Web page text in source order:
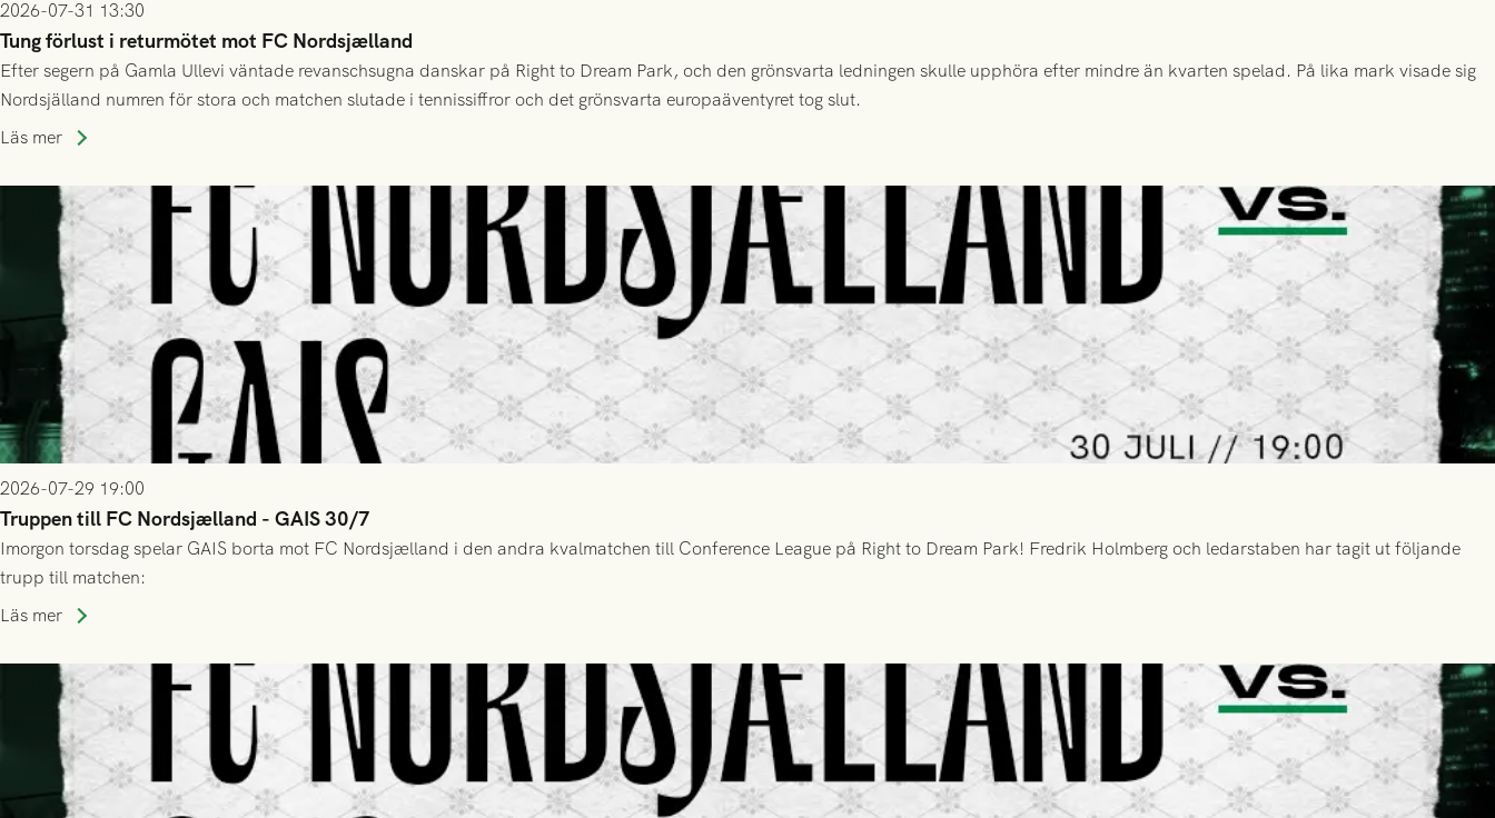
2026-07-31 13:30
Tung förlust i returmötet mot FC Nordsjælland
Efter segern på Gamla Ullevi väntade revanschsugna danskar på Right to Dream Park, och den grönsvarta ledningen skulle upphöra efter mindre än kvarten spelad. På lika mark visade sig
Nordsjälland numren för stora och matchen slutade i tennissiffror och det grönsvarta europaäventyret tog slut.
Läs mer
2026-07-29 19:00
Truppen till FC Nordsjælland - GAIS 30/7
Imorgon torsdag spelar GAIS borta mot FC Nordsjælland i den andra kvalmatchen till Conference League på Right to Dream Park! Fredrik Holmberg och ledarstaben har tagit ut följande
trupp till matchen:
Läs mer